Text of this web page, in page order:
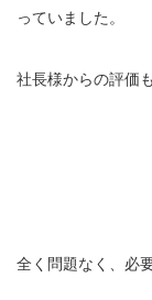
っていました。
社長様からの評価
全く問題なく、必